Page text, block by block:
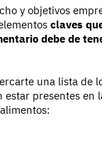
y objetivos
claves
debe de
una lista de
estar presentes en